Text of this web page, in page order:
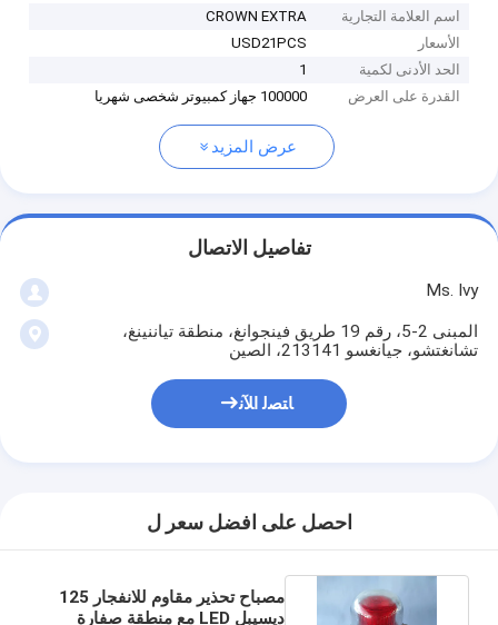
اسم العلامة التجارية
CROWN EXTRA
الأسعار
USD21PCS
الحد الأدنى لكمية
1
القدرة على العرض
100000 جهاز كمبيوتر شخصى شهريا
عرض المزيد
تفاصيل الاتصال
Ms. Ivy
المبنى 2-5، رقم 19 طريق فينجوانغ، منطقة تياننينغ،
تشانغتشو، جيانغسو 213141، الصين
ﺎﺘﺼﻟ ﺍﻶﻧ
احصل على افضل سعر ل
مصباح تحذير مقاوم للانفجار 125
ديسيبل LED مع منطقة صفارة